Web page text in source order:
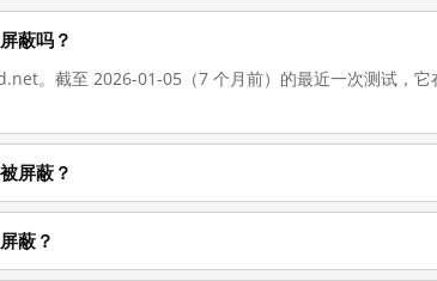
蔽吗？
。截至 2026-01-05（7 个月前）的最近一次测试，它
屏蔽？
蔽？